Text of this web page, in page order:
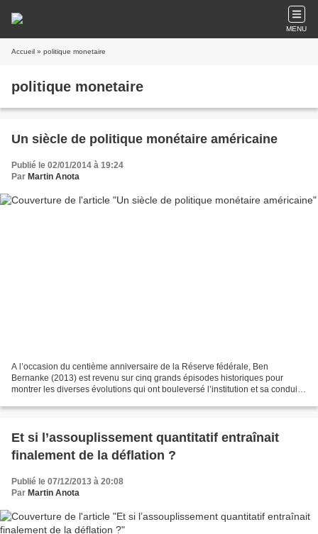
MENU
Accueil » politique monetaire
politique monetaire
Un siècle de politique monétaire américaine
Publié le 02/01/2014 à 19:24
Par Martin Anota
A l’occasion du centième anniversaire de la Réserve fédérale, Ben
Bernanke (2013) est revenu sur cinq grands épisodes historiques pour
montrer les diverses évolutions qui ont bouleversé l’institution et sa conduite
Et si l’assouplissement quantitatif entraînait
finalement de la déflation ?
Publié le 07/12/2013 à 20:08
Par Martin Anota